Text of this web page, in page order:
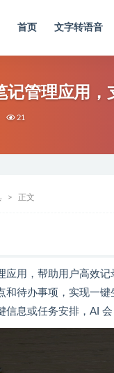
首页 文字转语音
记管理应用
21
正文
应用，帮助用户高效
和待办事项，实现一
信息或任务安排，AI 会